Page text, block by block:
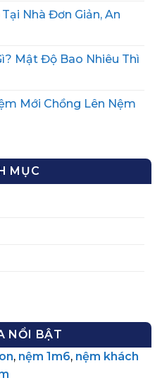
Nhà Đơn Giản, An
Mật Độ Bao Nhiêu Thì
Mới Chồng Lên Nệm
MỤC
NỔI BẬT
, nệm 1m6, nệm khách